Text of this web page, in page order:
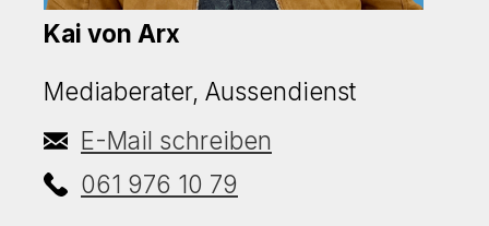
Kai von Arx
Mediaberater, Aussendienst
E-Mail schreiben
061 976 10 79